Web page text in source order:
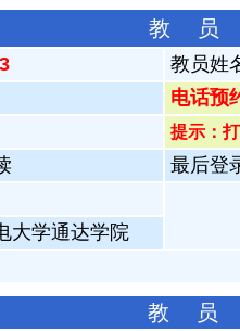
教 员
教员姓
电话预
提示：
最后登
大学通达学院
教 员